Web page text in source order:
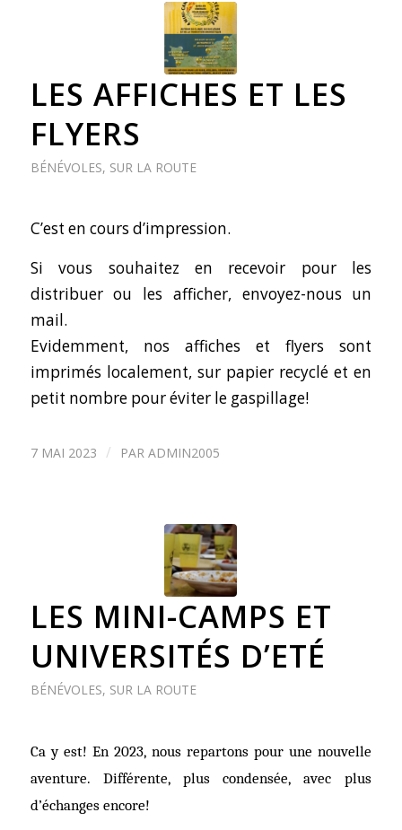
LES AFFICHES ET LES
FLYERS
BÉNÉVOLES, SUR LA ROUTE
C’est en cours d’impression.
Si vous souhaitez en recevoir pour les
distribuer ou les afficher, envoyez-nous un
mail.
Evidemment, nos affiches et flyers sont
imprimés localement, sur papier recyclé et en
petit nombre pour éviter le gaspillage!
7 MAI 2023 / PAR ADMIN2005
LES MINI-CAMPS ET
UNIVERSITÉS D’ETÉ
BÉNÉVOLES, SUR LA ROUTE
Ca y est! En 2023, nous repartons pour une nouvelle
aventure. Différente, plus condensée, avec plus
d’échanges encore!